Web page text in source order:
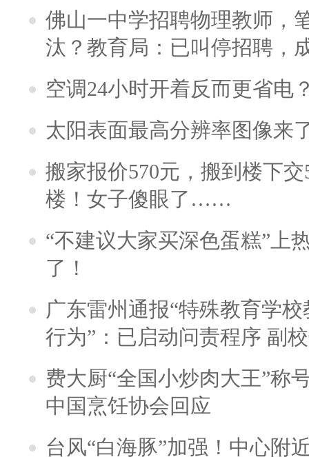
佛山一中学招聘物理教师，
汰？教育局：已叫停招聘，
空调24小时开着反而更省电
太阳表面最高分辨率图像来
搬家报价570元，搬到楼下
楼！女子傻眼了……
“不建议大家买深色蛋糕”上
了！
广东雷州通报“特殊教育学
行为”：已启动问责程序 副
费大厨“全国小炒肉大王”称
中国烹饪协会回应
台风“白海豚”加强！中心附